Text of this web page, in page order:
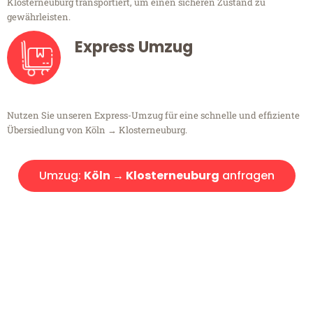
gewährleisten.
Express Umzug
Nutzen Sie unseren Express-Umzug für eine schnelle und effiziente
Übersiedlung von Köln → Klosterneuburg.
Umzug: Köln → Klosterneuburg anfragen